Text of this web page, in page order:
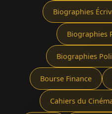
Biographies
Biographies
Biographies
Bourse Finance
Cahiers du